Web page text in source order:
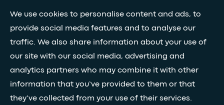
We use cookies to personalise content and ads, to
provide social media features and to analyse our
traffic. We also share information about your use of
our site with our social media, advertising and
analytics partners who may combine it with other
information that you’ve provided to them or that
they’ve collected from your use of their services.
Pierre-Yves Masille
Director Ejecutivo de
Transformación, Digital y
Sostenibilidad